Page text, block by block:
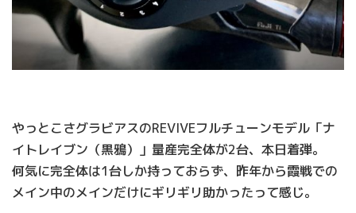
やっとこさグラビアスのREVIVEフルチューンモデル「ナ
イトレイブン（黒鴉）」量産完全体が2台、本日着弾。
何気に完全体は1台しか持っておらず、昨年から霞戦での
メイン中のメインだけにギリギリ助かったって感じ。